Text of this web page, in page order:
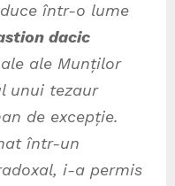
într-o lume
dacic
ale Munților
unui tezaur
de excepție.
într-un
i-a permis